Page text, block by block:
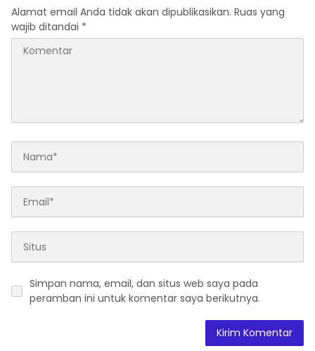
Alamat email Anda tidak akan dipublikasikan. Ruas yang
wajib ditandai *
Simpan nama, email, dan situs web saya pada
peramban ini untuk komentar saya berikutnya.